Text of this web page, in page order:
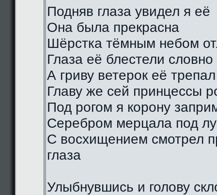
Подняв глаза увидел я её
Она была прекрасна
Шёрстка тёмным небом
Глаза её блестели
А гриву ветерок её трепал
Главу же сей принцессы
Под рогом я корону
Серебром мерцала под
С восхищением смотрел
глаза
Улыбнувшись и голову